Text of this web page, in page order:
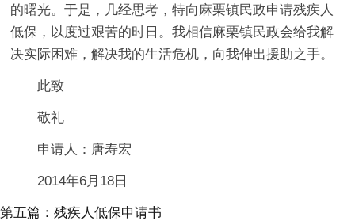
的曙光。于是，几经思考，特向麻栗镇民政申请残疾人
低保，以度过艰苦的时日。我相信麻栗镇民政会给我解
决实际困难，解决我的生活危机，向我伸出援助之手。
此致
敬礼
申请人：唐寿宏
2014年6月18日
第五篇：残疾人低保申请书